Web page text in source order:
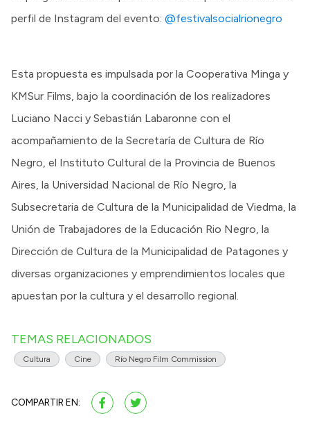
perfil de Instagram del evento: @festivalsocialrionegro
Esta propuesta es impulsada por la Cooperativa Minga y
KMSur Films, bajo la coordinación de los realizadores
Luciano Nacci y Sebastián Labaronne con el
acompañamiento de la Secretaría de Cultura de Río
Negro, el Instituto Cultural de la Provincia de Buenos
Aires, la Universidad Nacional de Río Negro, la
Subsecretaria de Cultura de la Municipalidad de Viedma, la
Unión de Trabajadores de la Educación Rio Negro, la
Dirección de Cultura de la Municipalidad de Patagones y
diversas organizaciones y emprendimientos locales que
apuestan por la cultura y el desarrollo regional.
TEMAS RELACIONADOS
Cultura Cine Río Negro Film Commission
COMPARTIR EN: